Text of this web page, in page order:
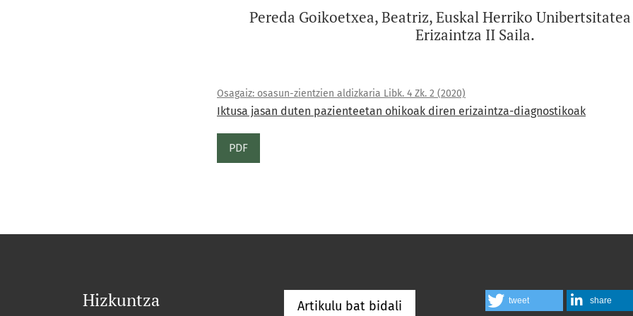
Pereda Goikoetxea, Beatriz, Euskal Herriko Unibertsitatea
Erizaintza II Saila.
Osagaiz: osasun-zientzien aldizkaria Libk. 4 Zk. 2 (2020)
Iktusa jasan duten pazienteetan ohikoak diren erizaintza-diagnostikoak
PDF
Hizkuntza Artikulu bat bidali tweet share